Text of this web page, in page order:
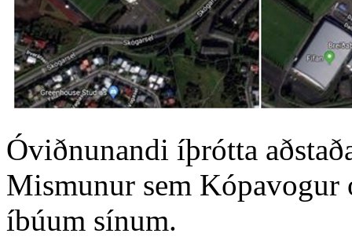
Óviðnunandi íþrótta
Mismunur sem
íbúum sínum.